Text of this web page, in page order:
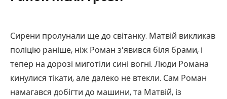
Сирени пролунали ще до світанку. Матвій викликав
поліцію раніше, ніж Роман з’явився біля брами, і
тепер на дорозі миготіли сині вогні. Люди Романа
кинулися тікати, але далеко не втекли. Сам Роман
намагався добігти до машини, та Матвій, із